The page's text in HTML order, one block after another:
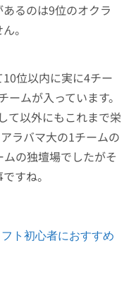
るのは9位のオクラ
。
位以内に実に4チー
ムが入っています。
て以外にもこれまで栄
ラバマ大の1チームの
の独壇場でしたがそ
すね。
フト初心者におすすめ